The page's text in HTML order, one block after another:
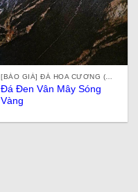
Đá Đen Vân Mây Sóng
Vàng